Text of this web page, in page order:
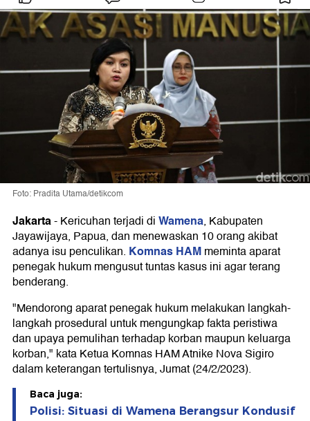
Foto: Pradita Utama/detikcom
Jakarta-Kericuhan terjadi diWamena, Kabupaten
Jayawijaya, Papua, dan menewaskan 10 orang akibat
adanya isu penculikan. Komnas HAMmeminta aparat
penegak hukum mengusut tuntas kasus ini agar terang
benderang.
"Mendorong aparat penegak hukum melakukan langkah-
langkah prosedural untuk mengungkap fakta peristiwa
dan upaya pemulihan terhadap korban maupun keluarga
korban," kata Ketua Komnas HAM Atnike Nova Sigiro
dalam keterangan tertulisnya, Jumat (24/2/2023).
Baca juga:
Polisi: Situasi di Wamena Berangsur Kondusif